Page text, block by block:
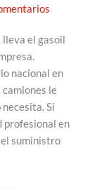
lleva el gasoil
nacional en
le
Si
profesional en
suministro